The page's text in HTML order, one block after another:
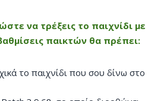
να τρέξεις το παιχνίδι με
παικτών θα πρέπει:
το παιχνίδι που σου δίνω στο